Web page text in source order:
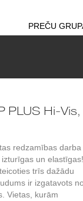
PREČU
PLUS Hi-Vis,
redzamības darba
un elastīgas!
trīs dažādu
ir izgatavots
Vietas, kurām